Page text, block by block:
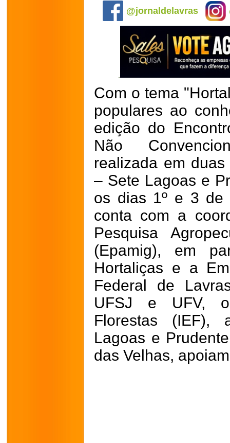
@jornaldelavras
Com o tema
populares ao
edição do
Não
realizada em
– Sete Lagoas e
os dias 1º e 3 de
conta com a
Pesquisa
(Epamig), em
Hortaliças e a
Federal de
UFSJ e UFV,
Florestas (IEF),
Lagoas e
das Velhas,